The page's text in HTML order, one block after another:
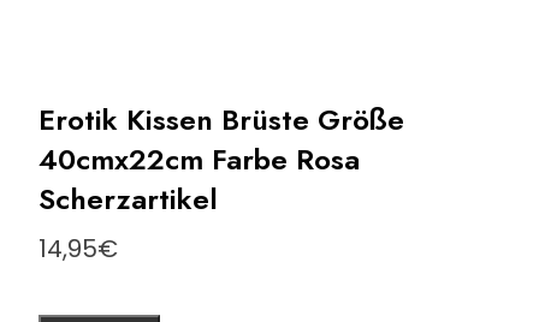
Erotik Kissen Brüste Größe
40cmx22cm Farbe Rosa
Scherzartikel
14,95€